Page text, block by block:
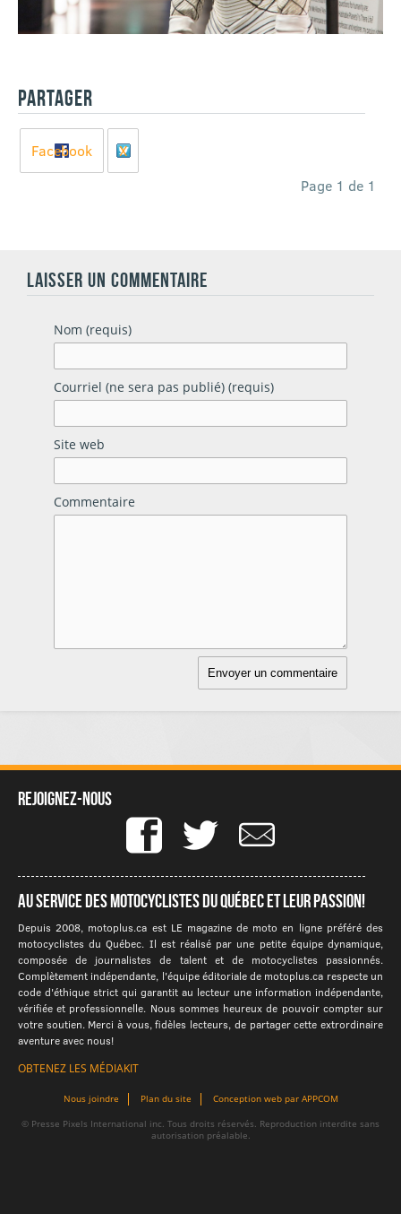
PARTAGER
Facebook
X
Page 1 de 1
LAISSER UN COMMENTAIRE
Nom (requis)
Courriel (ne sera pas publié) (requis)
Site web
Commentaire
Rejoignez-nous
Au service des motocyclistes du québec et leur passion!
Depuis 2008, motoplus.ca est LE magazine de moto en ligne préféré des
motocyclistes du Québec. Il est réalisé par une petite équipe dynamique,
composée de journalistes de talent et de motocyclistes passionnés.
Complètement indépendante, l'équipe éditoriale de motoplus.ca respecte un
code d'éthique strict qui garantit au lecteur une information indépendante,
vérifiée et professionnelle. Nous sommes heureux de pouvoir compter sur
votre soutien. Merci à vous, fidèles lecteurs, de partager cette extrordinaire
aventure avec nous!
OBTENEZ LES MÉDIAKIT
Nous joindre Plan du site Conception web par APPCOM
© Presse Pixels International inc. Tous droits réservés. Reproduction interdite sans
autorisation préalable.